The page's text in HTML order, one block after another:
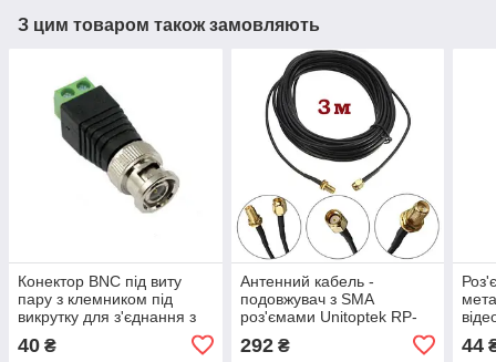
З цим товаром також замовляють
Конектор BNC під виту
пару з клемником під
викрутку для з'єднання з
BNC-02)
40 ₴
Антенний кабель -
подовжувач з SMA
роз'ємами Unitoptek RP-
SMA-3, довжиною 3 метри
292₴ 44